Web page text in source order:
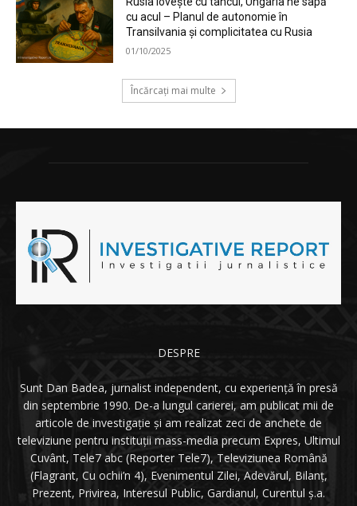
DESPRE
Sunt Dan Badea, jurnalist independent, cu experiență în presă
din septembrie 1990. De-a lungul carierei, am publicat mii de
articole de investigație și am realizat zeci de anchete de
televiziune pentru instituții mass-media precum Expres, Ultimul
Cuvânt, Tele7 abc (Reporter Tele7), Televiziunea Română
(Flagrant, Cu ochii’n 4), Evenimentul Zilei, Adevărul, Bilanț,
Prezent, Privirea, Interesul Public, Gardianul, Curentul ș.a.